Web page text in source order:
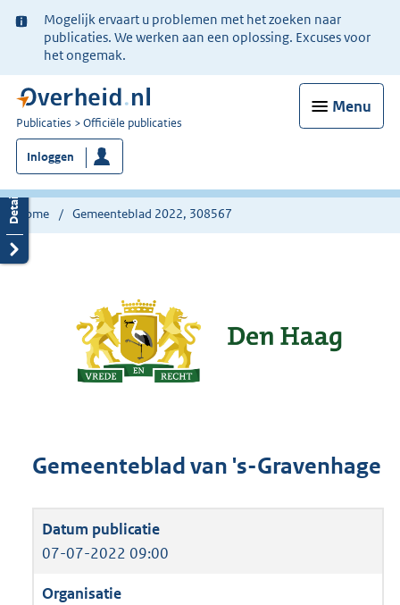
Ter
informatie:
Mogelijk ervaart u problemen met het zoeken naar
publicaties. We werken aan een oplossing. Excuses voor
het ongemak.
Menu
U
bent
nu
hier:
Publicaties Officiële publicaties
Inloggen
Home Gemeenteblad 2022, 308567
Gemeenteblad van 's-Gravenhage
07-07-2022 09:00